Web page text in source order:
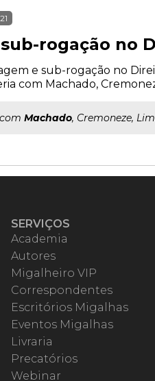
rogação no
e sub-rogação no
com Machado,
Machado, Cremoneze,
SERVIÇOS
Academia
Autores
Migalheiro VIP
Correspondentes
Escritórios Migalhas
Eventos Migalhas
Livraria
Precatórios
Webinar